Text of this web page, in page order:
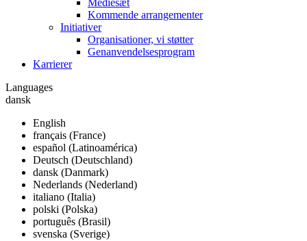
Mediesæt
Kommende arrangementer
Initiativer
Organisationer, vi støtter
Genanvendelsesprogram
Karrierer
Languages
dansk
English
français (France)
español (Latinoamérica)
Deutsch (Deutschland)
dansk (Danmark)
Nederlands (Nederland)
italiano (Italia)
polski (Polska)
português (Brasil)
svenska (Sverige)